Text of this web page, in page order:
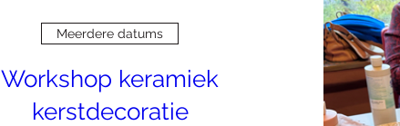
Meerdere datums
Workshop keramiek
kerstdecoratie